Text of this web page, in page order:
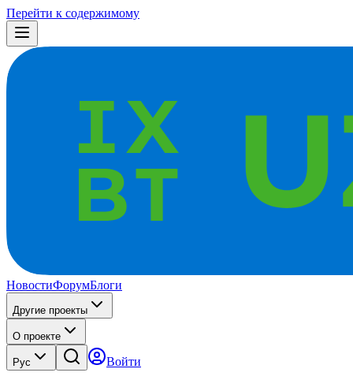
Перейти к содержимому
НовостиФорумБлоги
Другие проекты
О проекте
Рус Войти